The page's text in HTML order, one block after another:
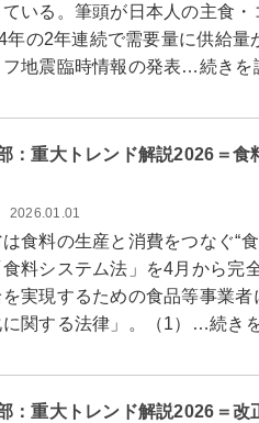
いる。筆頭が日本人の主食
年の2年連続で需要量に供給
フ地震臨時情報の発表…続きを
：重大トレンド解説2026＝
2026.01.01
食料の生産と消費をつなぐ“
料システム法」を4月から完
実現するための食品等事業
関する法律」。（1）…続き
：重大トレンド解説2026＝